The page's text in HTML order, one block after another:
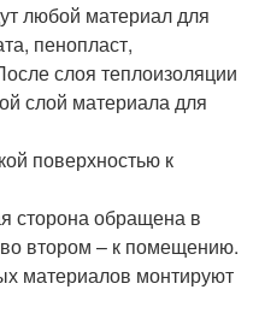
любой материал для
пенопласт,
слоя теплоизоляции
слой материала для
поверхностью к
сторона обращена в
втором – к помещению.
материалов монтируют